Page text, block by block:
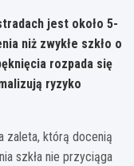
jest około 5-
niż zwykłe szkło o
rozpada się
ryzyko
zaleta, którą docenią
szkła nie przyciąga